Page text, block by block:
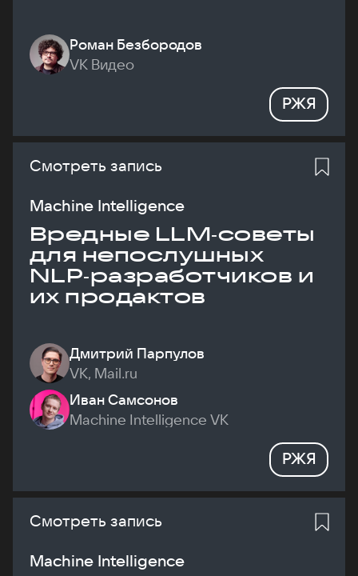
Роман Безбородов
VK Видео
РЖЯ
Смотреть запись
Machine Intelligence
Вредные LLM‑советы
для непослушных
NLP‑разработчиков и
их продактов
Дмитрий Парпулов
VK, Mail.ru
Иван Самсонов
Machine Intelligence VK
РЖЯ
Смотреть запись
Machine Intelligence